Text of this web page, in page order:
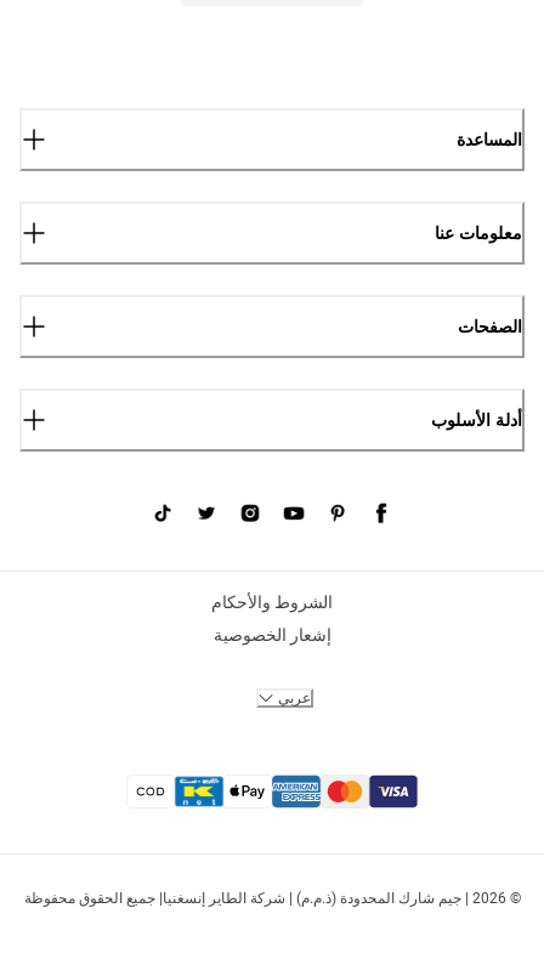
المساعدة
معلومات عنا
الصفحات
أدلة الأسلوب
© 2026 | جيم شارك المحدودة (ذ.م.م) | شركة الطاير إنسغنيا| جميع الحقوق محفوظة
الشروط والأحكام
إشعار الخصوصية
عربي